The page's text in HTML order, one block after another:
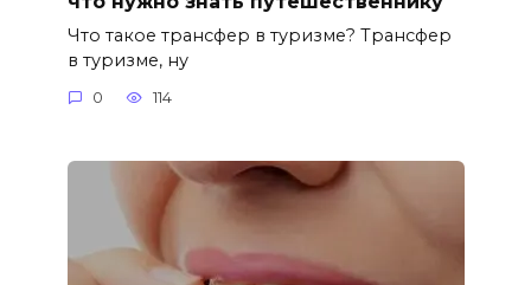
Что такое трансфер в туризме? Трансфер
в туризме, ну
0 114